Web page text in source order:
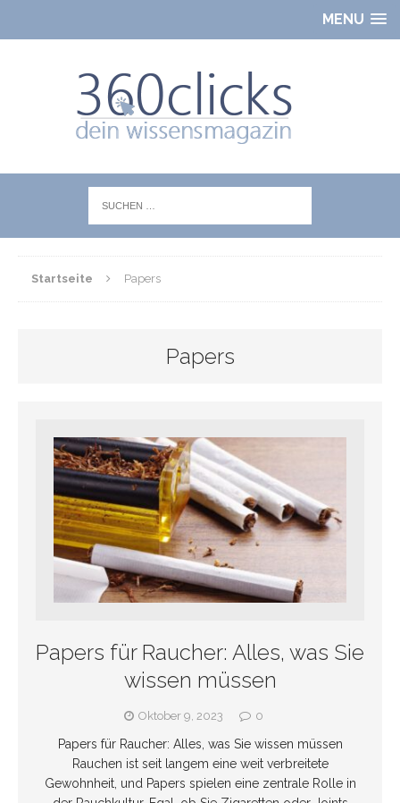
MENU
Startseite Papers
Papers
Papers für Raucher: Alles, was Sie
wissen müssen
Oktober 9, 2023 0
Papers für Raucher: Alles, was Sie wissen müssen
Rauchen ist seit langem eine weit verbreitete
Gewohnheit, und Papers spielen eine zentrale Rolle in